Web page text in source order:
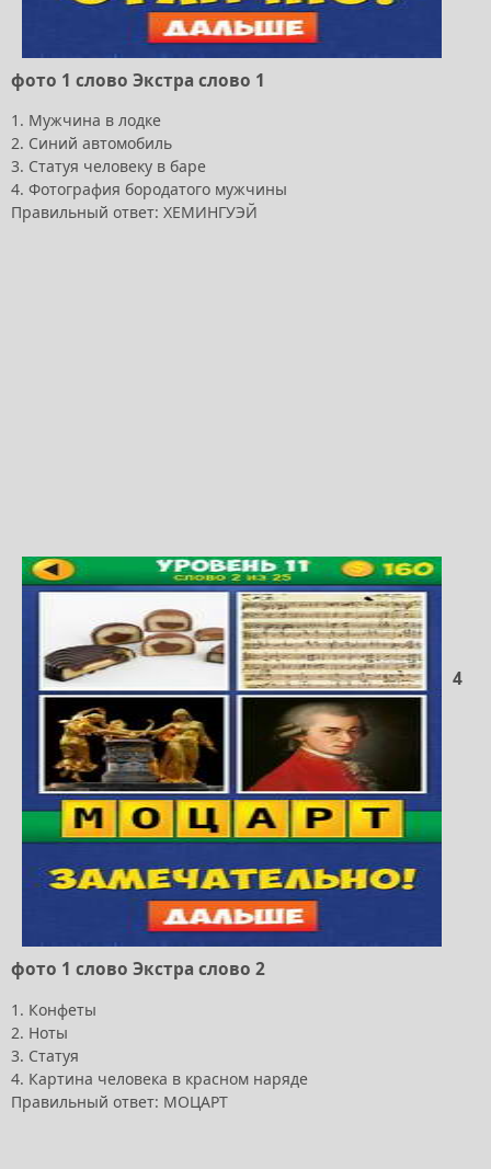
фото 1 слово Экстра слово 1
1. Мужчина в лодке
2. Синий автомобиль
3. Статуя человеку в баре
4. Фотография бородатого мужчины
Правильный ответ: ХЕМИНГУЭЙ
4
фото 1 слово Экстра слово 2
1. Конфеты
2. Ноты
3. Статуя
4. Картина человека в красном наряде
Правильный ответ: МОЦАРТ